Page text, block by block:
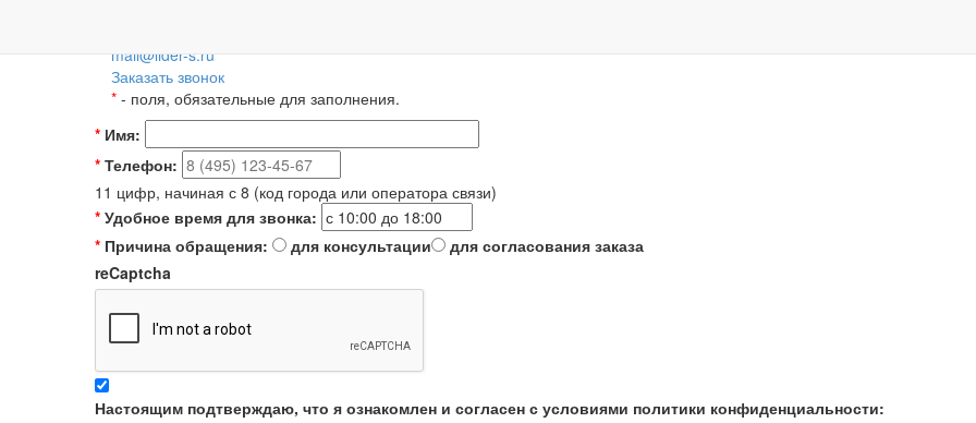
mail@lider-s.ru
Заказать звонок
* - поля, обязательные для заполнения.
* Имя:
* Телефон:
11 цифр, начиная с 8 (код города или оператора связи)
* Удобное время для звонка:
* Причина обращения: для консультации
для согласования заказа
reCaptcha
Настоящим подтверждаю, что я ознакомлен и согласен с условиями политики конфиденциальности: